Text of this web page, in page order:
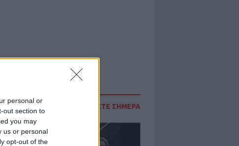
personal or
out section to
you may
us or personal
opt-out of the
ΔΙΑΒΑΣΤΕ ΣΗΜΕΡΑ